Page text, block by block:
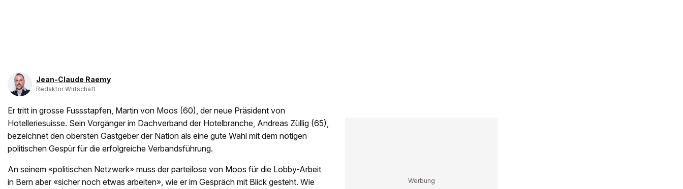
Jean-Claude Raemy
Redaktor Wirtschaft
Er tritt in grosse Fussstapfen, Martin von Moos (60), der neue Präsident von
Hotelleriesuisse. Sein Vorgänger im Dachverband der Hotelbranche, Andreas Züllig (65),
bezeichnet den obersten Gastgeber der Nation als eine gute Wahl mit dem nötigen
politischen Gespür für die erfolgreiche Verbandsführung.
An seinem «politischen Netzwerk» muss der parteilose von Moos für die Lobby-Arbeit
in Bern aber «sicher noch etwas arbeiten», wie er im Gespräch mit Blick gesteht. Wie